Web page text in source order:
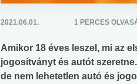
2021.06.01. 1 PERCES
Amikor 18 éves leszel, mi az
jogosítványt és autót
de nem lehetetlen autó és